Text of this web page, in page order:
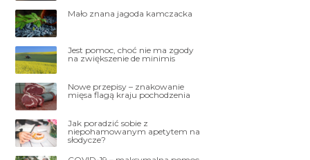
Mało znana jagoda kamczacka
Jest pomoc, choć nie ma zgody
na zwiększenie de minimis
Nowe przepisy – znakowanie
mięsa flagą kraju pochodzenia
Jak poradzić sobie z
niepohamowanym apetytem na
słodycze?